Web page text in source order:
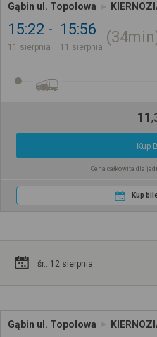
Gąbin ul. Topolowa
15:22
11 sierpnia
15:56
11 sierpnia
34min
11,
Kup
Cena całkowita dla
Kup
śr.. 12 sierpnia
Gąbin ul. Topolowa